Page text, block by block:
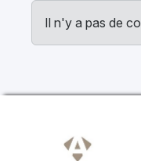
Il n'y a pas de